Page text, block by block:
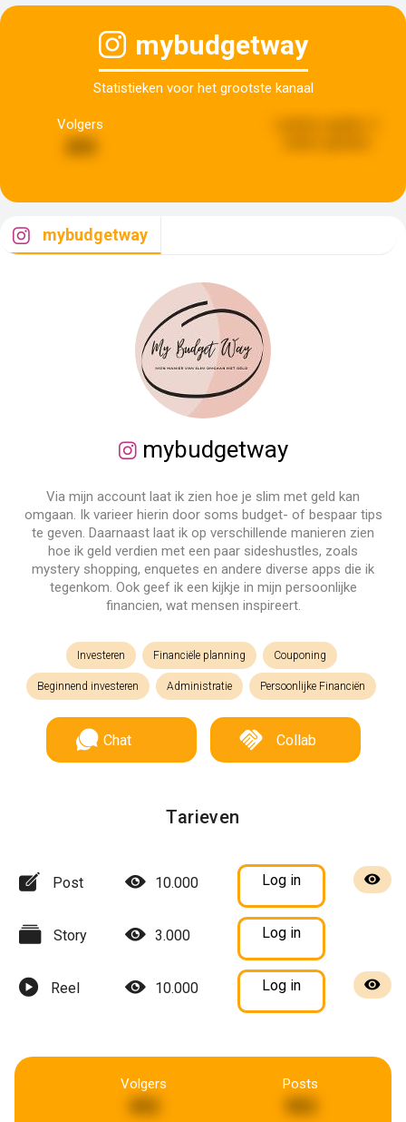
mybudgetway
Statistieken voor het grootste kanaal
Volgers
mybudgetway
mybudgetway
Via mijn account laat ik zien hoe je slim met geld kan
omgaan. Ik varieer hierin door soms budget- of bespaar tips
te geven. Daarnaast laat ik op verschillende manieren zien
hoe ik geld verdien met een paar sideshustles, zoals
mystery shopping, enquetes en andere diverse apps die ik
tegenkom. Ook geef ik een kijkje in mijn persoonlijke
financien, wat mensen inspireert.
Investeren Financiële planning Couponing
Beginnend investeren Administratie Persoonlijke Financiën
Chat Collab
Tarieven
Post 10.000 Log in
Story 3.000 Log in
Reel 10.000 Log in
Volgers Posts